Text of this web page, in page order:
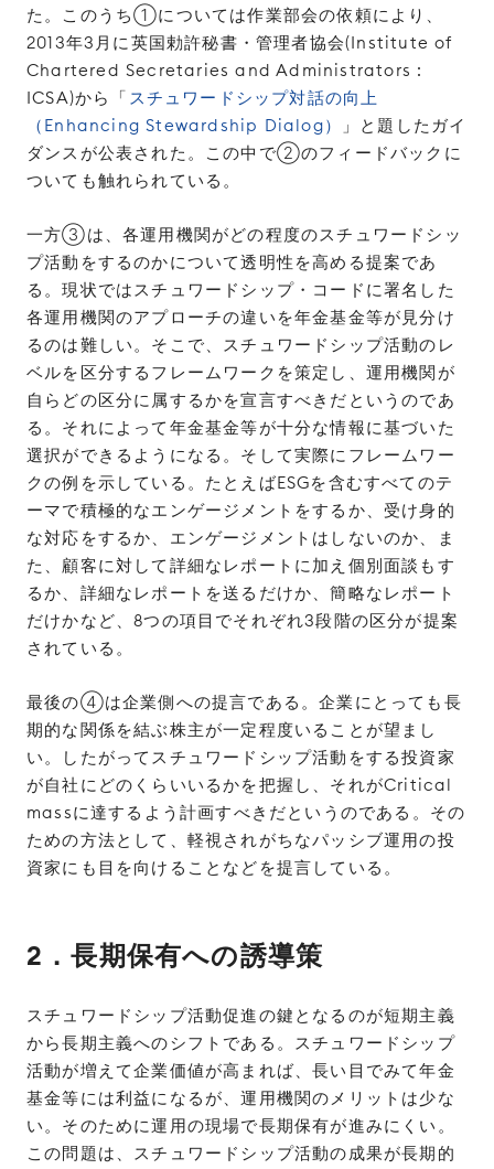
た。このうち①については作業部会の依頼により、
2013年3月に英国勅許秘書・管理者協会(Institute of
Chartered Secretaries and Administrators :
ICSA)から「 スチュワードシップ対話の向上
（Enhancing Stewardship Dialog）
」と題したガイ
ダンスが公表された。この中で②のフィードバックに
ついても触れられている。
一方③は、各運用機関がどの程度のスチュワードシッ
プ活動をするのかについて透明性を高める提案であ
る。現状ではスチュワードシップ・コードに署名した
各運用機関のアプローチの違いを年金基金等が見分け
るのは難しい。そこで、スチュワードシップ活動のレ
ベルを区分するフレームワークを策定し、運用機関が
自らどの区分に属するかを宣言すべきだというのであ
る。それによって年金基金等が十分な情報に基づいた
選択ができるようになる。そして実際にフレームワー
クの例を示している。たとえばESGを含むすべてのテ
ーマで積極的なエンゲージメントをするか、受け身的
な対応をするか、エンゲージメントはしないのか、ま
た、顧客に対して詳細なレポートに加え個別面談もす
るか、詳細なレポートを送るだけか、簡略なレポート
だけかなど、8つの項目でそれぞれ3段階の区分が提案
されている。
最後の④は企業側への提言である。企業にとっても長
期的な関係を結ぶ株主が一定程度いることが望まし
い。したがってスチュワードシップ活動をする投資家
が自社にどのくらいいるかを把握し、それがCritical
massに達するよう計画すべきだというのである。その
ための方法として、軽視されがちなパッシブ運用の投
資家にも目を向けることなどを提言している。
2．長期保有への誘導策
スチュワードシップ活動促進の鍵となるのが短期主義
から長期主義へのシフトである。スチュワードシップ
活動が増えて企業価値が高まれば、長い目でみて年金
基金等には利益になるが、運用機関のメリットは少な
い。そのために運用の現場で長期保有が進みにくい。
この問題は、スチュワードシップ活動の成果が長期的